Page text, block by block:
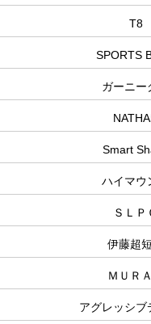
T8
SPORTS
ガーニー
Smart
ハイマウ
ＳＬＰ
伊藤超
ＭＵＲ
アグレッシブ